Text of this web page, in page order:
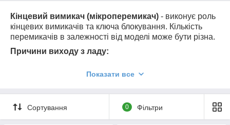
Кінцевий вимикач (мікроперемикач) - виконує роль
кінцевих вимикачів та ключа блокування. Кількість
перемикачів в залежності від моделі може бути різна.
Причини виходу з ладу:
Показати все
Сортування 0 Фільтри